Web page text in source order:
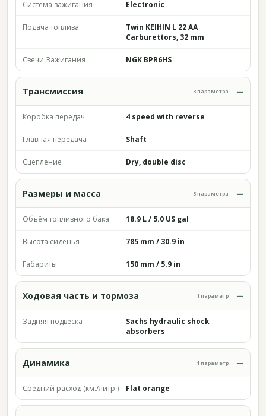
Система зажигания Electronic
Подача топлива
Twin KEIHIN L 22 AA
Carburettors, 32 mm
Свечи Зажигания NGK BPR6HS
Трансмиссия 3 параметра
Коробка передач 4 speed with reverse
Главная передача Shaft
Сцепление Dry, double disc
Размеры и масса 3 параметра
Объём топливного бака 18.9 L / 5.0 US gal
Высота сиденья 785 mm / 30.9 in
Габариты 150 mm / 5.9 in
Ходовая часть и тормоза 1 параметр
Задняя подвеска
Sachs hydraulic shock
absorbers
Динамика 1 параметр
Средний расход (км./литр.) Flat orange